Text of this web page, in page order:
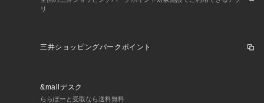
リ
三井ショッピングパークポイント
&mallデスク
ららぽーと受取なら送料無料